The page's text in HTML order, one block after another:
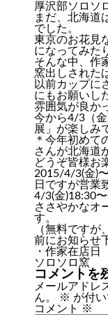
厚沢部ソロソ
まだ、北海道
でした。
東京のお花見
になってみた
そんな中、作
窯出しされた
以前カップに
にもお願いし
雰囲気が良か
今から4/3（
展」が楽しみ
＊今年初めて
さんが北海道
どうぞ皆様お
2015/4/3(金)
日ですが営業
4/3(金)18:30
ささやかなオ
す。
（無料です
前にお知らせ
・作家在店
ソロソロ窯
コメントを
メールアドレ
ん。
※ が付
コメント
※